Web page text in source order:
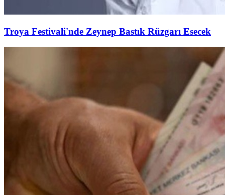
Troya Festivali'nde Zeynep Bastık Rüzgarı Esecek